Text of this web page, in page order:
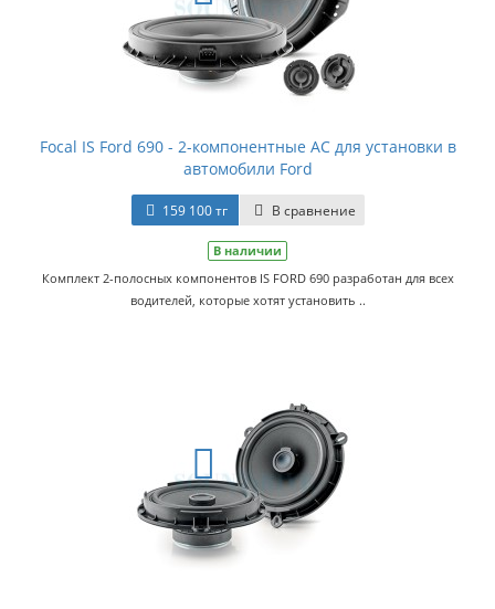
Focal IS Ford 690 - 2-компонентные АС для установки в
автомобили Ford
159 100 тг В сравнение
В наличии
Комплект 2-полосных компонентов IS FORD 690 разработан для всех
водителей, которые хотят установить ..